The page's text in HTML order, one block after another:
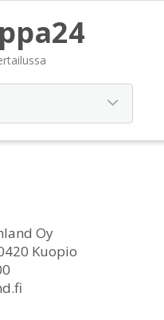
Oy
Kuopio